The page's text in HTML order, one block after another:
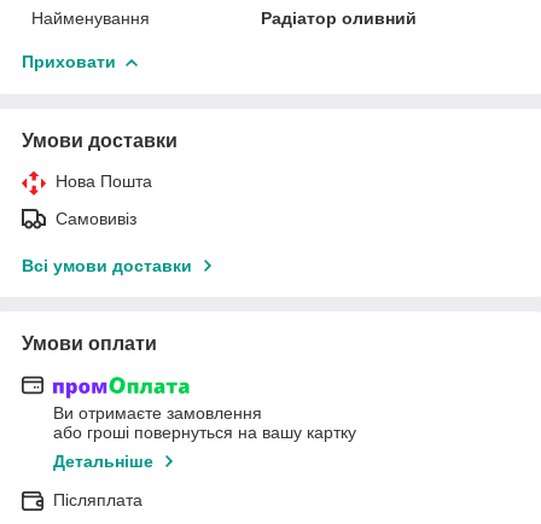
Найменування
Радіатор оливний
Приховати
Умови доставки
Нова Пошта
Самовивіз
Всі умови доставки
Умови оплати
Ви отримаєте замовлення
або гроші повернуться на вашу картку
Детальніше
Післяплата